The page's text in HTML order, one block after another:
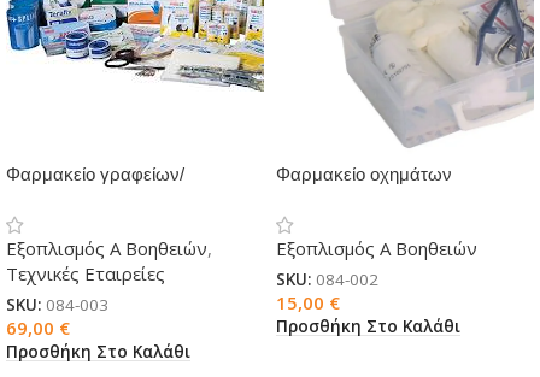
Φαρμακείο γραφείων/
Εξοπλισμός Α Βοηθειών,
Τεχνικές Εταιρείες
SKU: 084-003
69,00 €
Προσθήκη Στο Καλάθι
Φαρμακείο οχημάτων
Εξοπλισμός Α Βοηθειών
SKU: 084-002
15,00 €
Προσθήκη Στο Καλάθι